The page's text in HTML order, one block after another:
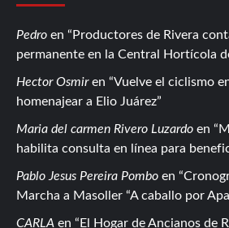
Pedro en
Productores de Rivera
permanente en la Central Hortícola
Hector Osmiren
Vuelve el ciclismo
homenajear a Elio Juárez
Maria del carmen Rivero Luzardo en
habilita consulta en línea para
Pablo Jesus Pereira Pombo en
Marcha a Masoller “A caballo por
CARLA en El Hogar de Ancianos de